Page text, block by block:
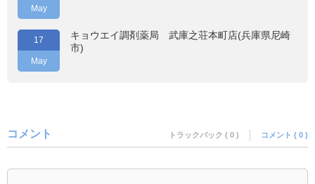
May
17
May
キョウエイ調剤薬局 武庫之荘本町店(兵庫県尼崎
市)
コメント トラックバック ( 0 ) コメント ( 0 )